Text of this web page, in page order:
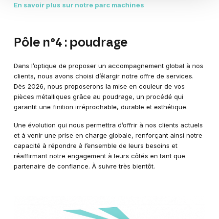
En savoir plus sur notre parc machines
Pôle n°4 : poudrage
Dans l’optique de proposer un accompagnement global à nos
clients, nous avons choisi d’élargir notre offre de services.
Dès 2026, nous proposerons la mise en couleur de vos
pièces métalliques grâce au poudrage, un procédé qui
garantit une finition irréprochable, durable et esthétique.
Une évolution qui nous permettra d’offrir à nos clients actuels
et à venir une prise en charge globale, renforçant ainsi notre
capacité à répondre à l’ensemble de leurs besoins et
réaffirmant notre engagement à leurs côtés en tant que
partenaire de confiance. À suivre très bientôt.